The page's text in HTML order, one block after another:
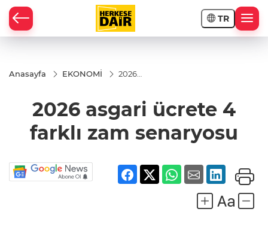
TR
Anasayfa EKONOMİ
2026
farklı zam
senaryosu
2026 asgari ücrete 4
farklı zam senaryosu